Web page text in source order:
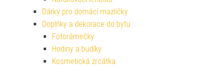
Dárky pro domácí mazlíčky
Doplňky a dekorace do bytu
Fotorámečky
Hodiny a budíky
Kosmetická zrcátka